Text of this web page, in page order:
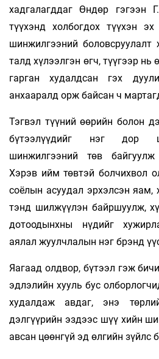
хадгалагддаг Өндөр гэгээн
түүхэнд холбогдох түүхэн
шин­жил­гээний боловсруулалт
талд хүлээлгэн өгч, түүгээр
гарган худалдсан гэх
анхааралд орж байсан ч
Тэгвэл түүний өөрийн болон
бүтээлүүдийг нэг дор
шинжилгээний төв
Хэрэв ийм төвтэй болчихвол
соёлын асуудал эрхэлсэн яам,
тэнд шилжүүлэн байршуулж,
дотоодынхны нүдийг
аялал жуулч­лалын нэг брэнд
Яагаад олдвор, бүтээл гэж
эдлэлийн хууль бус
худалдаж авдаг, энэ
дэлгүүрийн эздээс шүү­ хийн
авсан цөөнгүй эд өлгийн зүйлс